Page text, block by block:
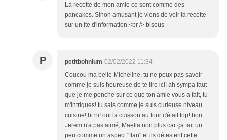
La recette de mon amie ce sont comme des
pancakes. Sinon amusant je viens de voir ta recette
sur un ite d'information.<br /> bisous
P petitbohnium 02/02/2022 11:34
Coucou ma belle Micheline, tu ne peux pas savoir
comme je suis heureuse de te lire ici! ah sympa faut
que je me penche sur ce que ton amie vous a fait, tu
m'intrigues! tu sais comme je suis curieuse niveau
cuisine! hi hi! oui la cuisson au four c'était top! bon
Jerem n'a pas aimé, Maëlia non plus car ça fait un
peu comme un aspect "flan" et ils détestent cette